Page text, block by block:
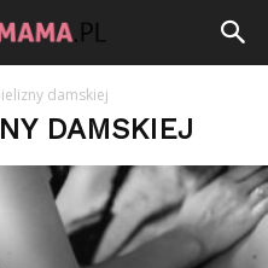
damskiej
DAMSKIEJ